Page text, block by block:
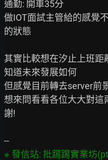
通勤: 開車35分
做IOT面試主管給的感覺
的狀態
其實比較想在汐止上班
知道未來發展如何
但感覺目前轉去server前
想來問看看各位大大對
謝!
※ 發信站: 批踢踢實業坊